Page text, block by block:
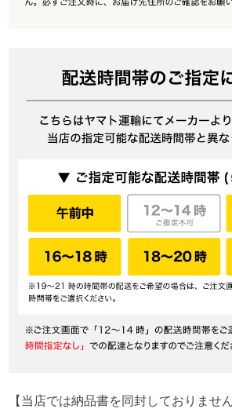
【当店では納品書を同封しておりませ